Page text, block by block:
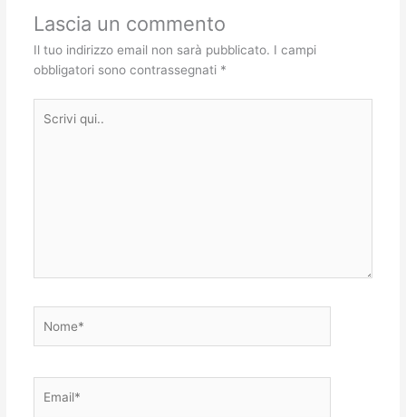
Lascia un commento
Il tuo indirizzo email non sarà pubblicato. I campi
obbligatori sono contrassegnati *
qui..